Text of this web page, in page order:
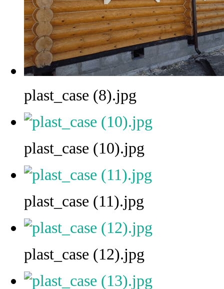
plast_case (8).jpg
plast_case (10).jpg
plast_case (11).jpg
plast_case (12).jpg